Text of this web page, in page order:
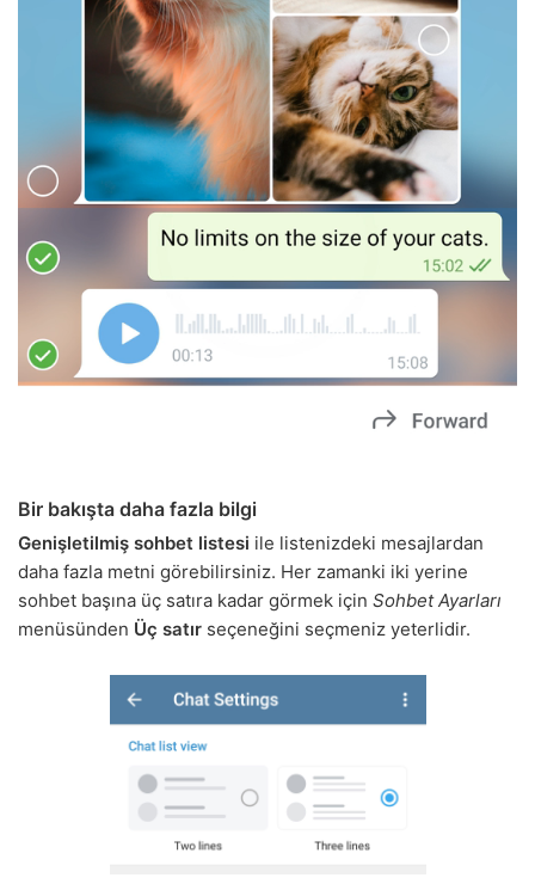
Bir bakışta daha fazla bilgi
Genişletilmiş sohbet listesi ile listenizdeki mesajlardan
daha fazla metni görebilirsiniz. Her zamanki iki yerine
sohbet başına üç satıra kadar görmek için Sohbet Ayarları
menüsünden Üç satır seçeneğini seçmeniz yeterlidir.